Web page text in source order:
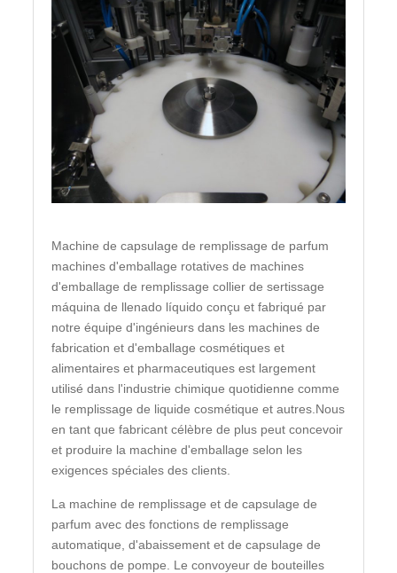
Machine de capsulage de remplissage de parfum
machines d'emballage rotatives de machines
d'emballage de remplissage collier de sertissage
máquina de llenado líquido conçu et fabriqué par
notre équipe d'ingénieurs dans les machines de
fabrication et d'emballage cosmétiques et
alimentaires et pharmaceutiques est largement
utilisé dans l'industrie chimique quotidienne comme
le remplissage de liquide cosmétique et autres.Nous
en tant que fabricant célèbre de plus peut concevoir
et produire la machine d'emballage selon les
exigences spéciales des clients.
La machine de remplissage et de capsulage de
parfum avec des fonctions de remplissage
automatique, d'abaissement et de capsulage de
bouchons de pompe. Le convoyeur de bouteilles